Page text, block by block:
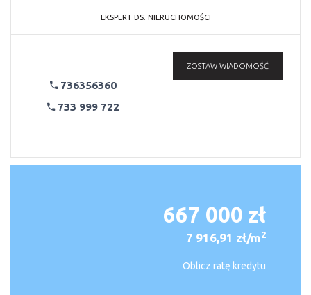
EKSPERT DS. NIERUCHOMOŚCI
736356360
733 999 722
ZOSTAW WIADOMOŚĆ
667 000 zł
7 916,91 zł/m2
Oblicz ratę kredytu